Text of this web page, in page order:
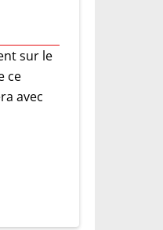
sur le
ce
avec